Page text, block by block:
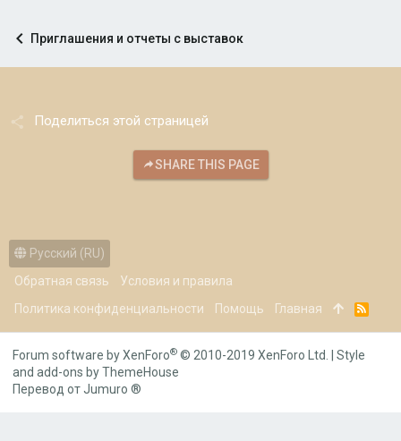
Приглашения и отчеты с выставок
Поделиться этой страницей
SHARE THIS PAGE
Русский (RU)
Обратная связь
Условия и правила
Политика конфиденциальности
Помощь Главная
R
Forum software by XenForo® © 2010-2019 XenForo Ltd.
Style
and add-ons by ThemeHouse
Перевод от Jumuro ®